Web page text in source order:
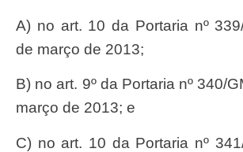
a) no art. 10 da Portaria nº 339/GM/MS, de 4
de março de 2013;
b) no art. 9º da Portaria nº 340/GM/MS, de 4 de
março de 2013; e
c) no art. 10 da Portaria nº 341/GM/MS, de 4